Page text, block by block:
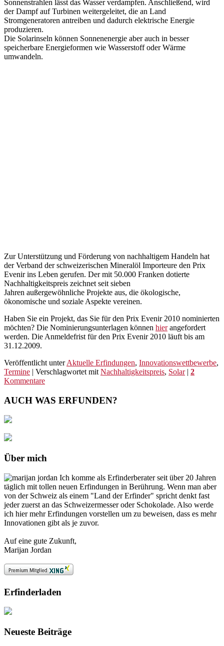
Sonnenstrahlen lässt das Wasser verdampfen. Anschließend, wird
der Dampf auf Turbinen weitergeleitet, die an Land
Stromgeneratoren antreiben und dadurch elektrische Energie
produzieren.
Die Solarinseln können Sonnenenergie aber auch in besser
speicherbare Energieformen wie Wasserstoff oder Wärme
umwandeln.
Zur Unterstützung und Förderung von nachhaltigem Handeln hat
der Verband der schweizerischen Mineralöl Importeure den Prix
Evenir ins Leben gerufen. Der mit 50.000 Franken dotierte
Nachhaltigkeitspreis zeichnet seit sieben
Jahren außergewöhnliche Projekte aus, die ökologische,
ökonomische und soziale Aspekte vereinen.
Haben Sie ein Projekt, das Sie für den Prix Evenir 2010 nominierten
möchten? Die Nominierungsunterlagen können hierangefordert
werden. Die Anmeldefrist für den Prix Evenir 2010 läuft bis am
31.12.2009.
Veröffentlicht unter Aktuelle Erfindungen, Innovationswettbewerbe,
Termine | Verschlagwortet mit Nachhaltigkeitspreis, Solar | 2
Kommentare
AUCH WAS ERFUNDEN?
Über mich
Ich komme als Erfinderberater seit über 20 Jahren
täglich mit tollen neuen Erfindungen in Berührung. Wenn man aber
von der Schweiz als einem "Land der Erfinder" spricht denkt fast
jeder zuerst an das Schweizermesser oder Schokolade. Also werde
ich hier mehr Erfindungen vorstellen um zu beweisen, dass es mehr
Innovationen gibt als je zuvor.
Auf eine gute Zukunft,
Marijan Jordan
Erfinderladen
Neueste Beiträge